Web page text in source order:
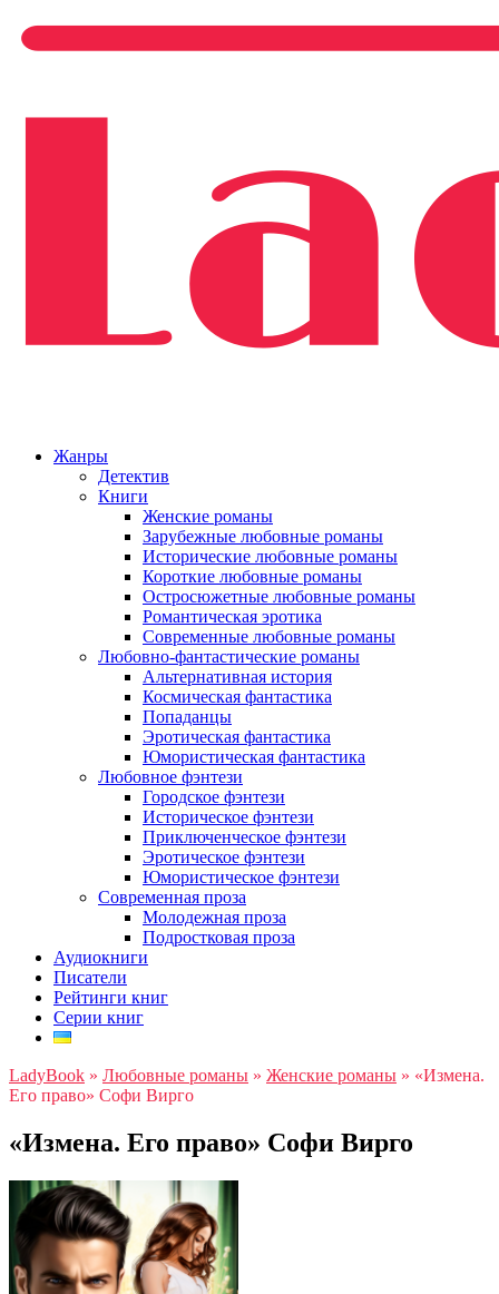
Жанры
Детектив
Книги
Женские романы
Зарубежные любовные романы
Исторические любовные романы
Короткие любовные романы
Остросюжетные любовные романы
Романтическая эротика
Современные любовные романы
Любовно-фантастические романы
Альтернативная история
Космическая фантастика
Попаданцы
Эротическая фантастика
Юмористическая фантастика
Любовное фэнтези
Городское фэнтези
Историческое фэнтези
Приключенческое фэнтези
Эротическое фэнтези
Юмористическое фэнтези
Современная проза
Молодежная проза
Подростковая проза
Аудиокниги
Писатели
Рейтинги книг
Серии книг
LadyBook » Любовные романы » Женские романы » «Измена.
Его право» Софи Вирго
«Измена. Его право» Софи Вирго